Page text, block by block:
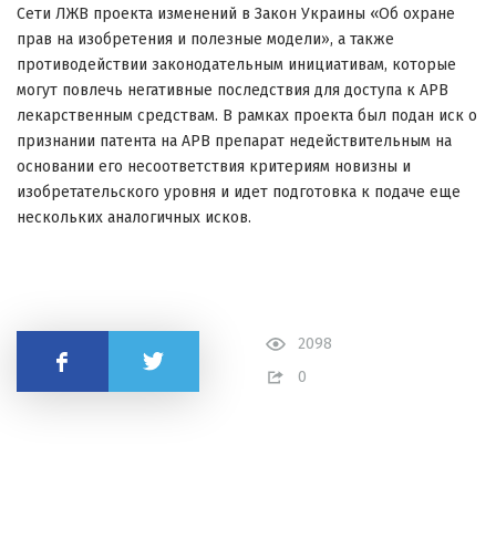
Сети ЛЖВ проекта изменений в Закон Украины «Об охране
прав на изобретения и полезные модели», а также
противодействии законодательным инициативам, которые
могут повлечь негативные последствия для доступа к АРВ
лекарственным средствам. В рамках проекта был подан иск о
признании патента на АРВ препарат недействительным на
основании его несоответствия критериям новизны и
изобретательского уровня и идет подготовка к подаче еще
нескольких аналогичных исков.
2098
0
Поделиться